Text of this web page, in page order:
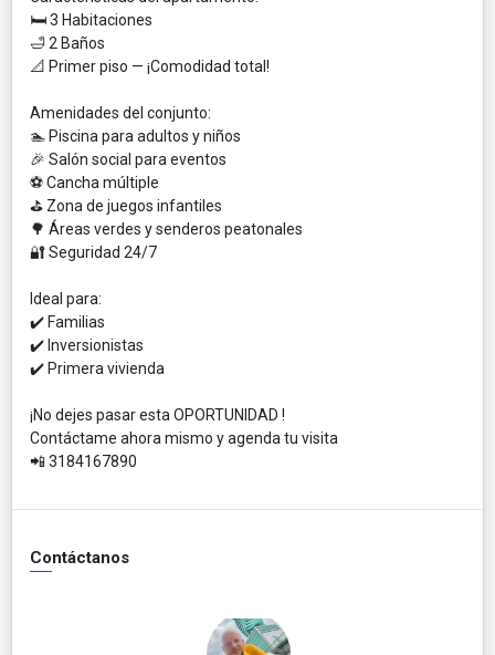
🛏️ 3 Habitaciones
🛁 2 Baños
📐 Primer piso — ¡Comodidad total!
Amenidades del conjunto:
🏊 Piscina para adultos y niños
🎉 Salón social para eventos
⚽ Cancha múltiple
⛳ Zona de juegos infantiles
🌳 Áreas verdes y senderos peatonales
🔐 Seguridad 24/7
Ideal para:
✔️ Familias
✔️ Inversionistas
✔️ Primera vivienda
¡No dejes pasar esta OPORTUNIDAD !
Contáctame ahora mismo y agenda tu visita
📲 3184167890
Contáctanos